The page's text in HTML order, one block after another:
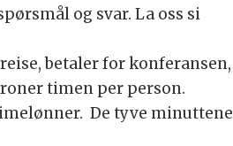
og svar. La oss si
betaler for konferansen,
timen per person.
De tyve minuttene